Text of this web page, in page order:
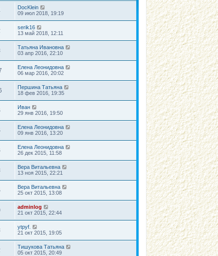
и
ю
о
б
щ
е
н
и
ю
е
м
о
о
б
щ
е
и
ю
е
е
м
у
о
о
щ
DocKlein
09 июл 2018, 19:19
serik16
13 май 2018, 12:11
Татьяна Ивановна
03 апр 2016, 22:10
Елена Леонидовна
06 мар 2016, 20:02
Першина Татьяна
18 фев 2016, 19:35
Иван
29 янв 2016, 19:50
Елена Леонидовна
09 янв 2016, 13:20
Елена Леонидовна
26 дек 2015, 11:58
Вера Витальевна
13 ноя 2015, 22:21
Вера Витальевна
25 окт 2015, 13:08
adminlog
21 окт 2015, 22:44
ytpyf.
21 окт 2015, 19:05
Тишукова Татьяна
05 окт 2015, 20:49